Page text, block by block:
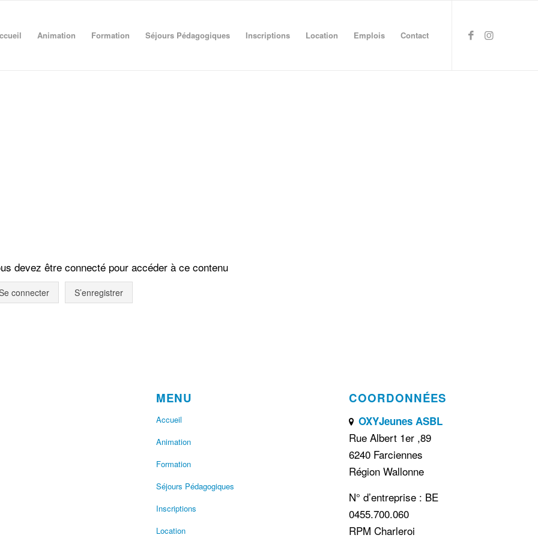
Animation Formation Séjours Pédagogiques Inscriptions Location Emplois Contact
devez être connecté pour accéder à ce contenu
connecter S’enregistrer
MENU
Accueil
Animation
Formation
Séjours Pédagogiques
Inscriptions
Location
COORDONNÉES
OXYJeunes ASBL
Rue Albert 1er ,89
6240 Farciennes
Région Wallonne
N° d’entreprise : BE
0455.700.060
RPM Charleroi